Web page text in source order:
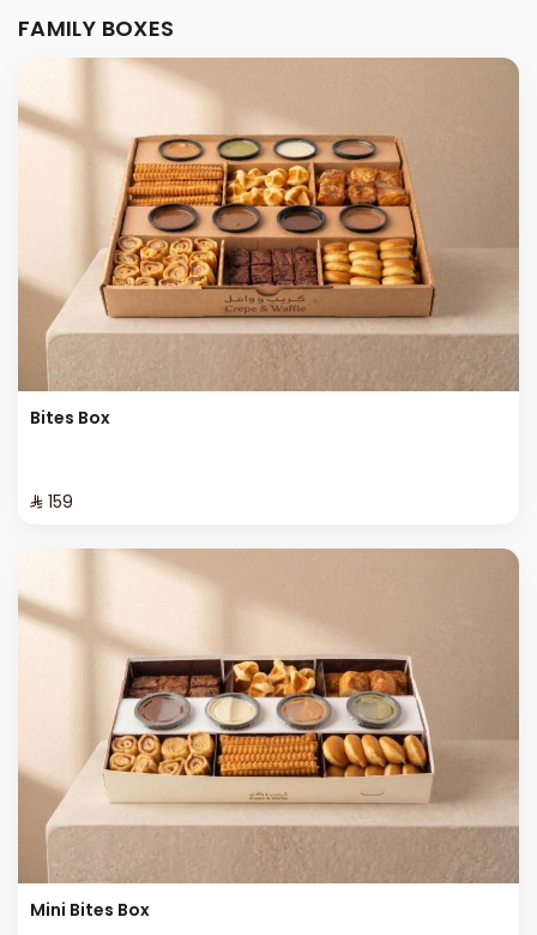
FAMILY BOXES
Bites Box
⁨⁦‪‬ 159⁩
Mini Bites Box